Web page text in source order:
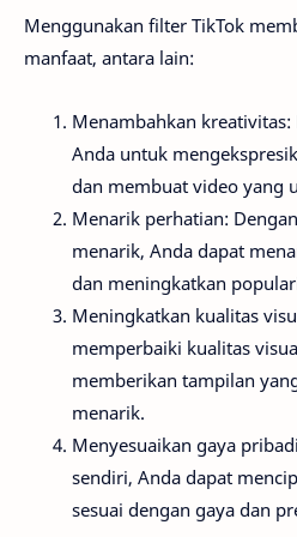
Menggunakan filter TikTok
manfaat, antara lain:
Menambahkan
Anda untuk
dan membuat video yang
Menarik perhatian:
menarik, Anda dapat
dan meningkatkan
Meningkatkan kualitas
memperbaiki kualitas
memberikan tampilan
menarik.
Menyesuaikan gaya
sendiri, Anda dapat
sesuai dengan gaya dan